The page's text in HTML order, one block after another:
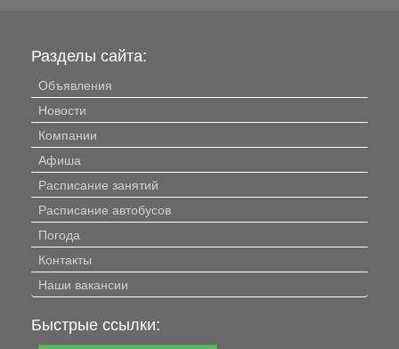
Разделы сайта:
Объявления
Новости
Компании
Афиша
Расписание занятий
Расписание автобусов
Погода
Контакты
Наши вакансии
Быстрые ссылки: